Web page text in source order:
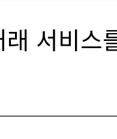
서비스